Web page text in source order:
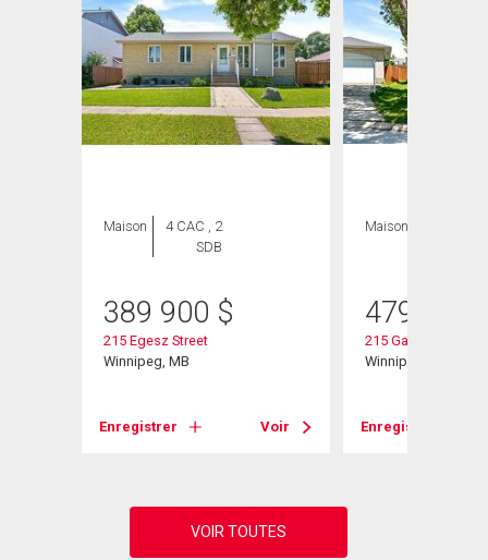
Maison
4 CAC , 2
SDB
389 900 $
215 Egesz Street
Winnipeg, MB
Enregistrer Voir
Maison
479 900
215 Garton Ave
Winnipeg, MB
Enregistrer